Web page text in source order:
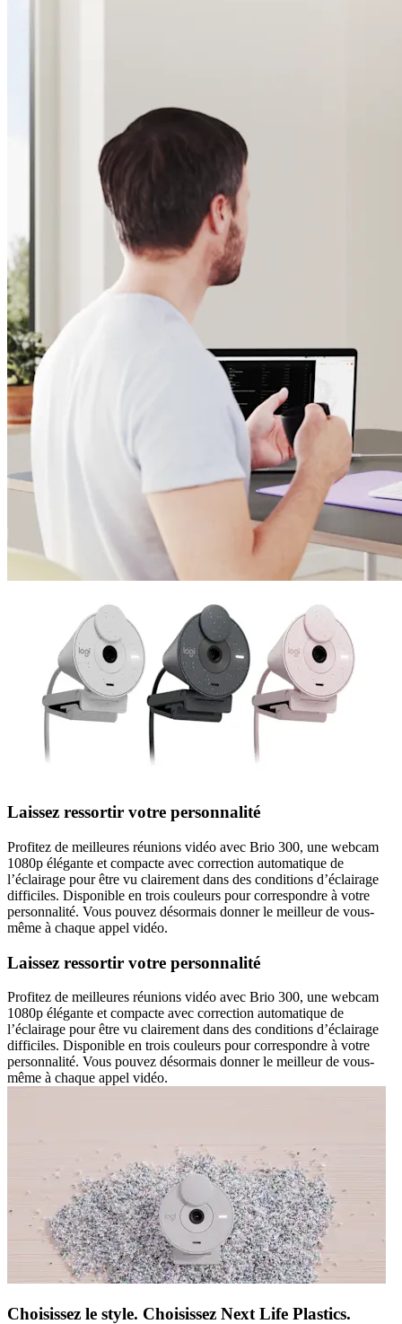
Laissez ressortir votre personnalité
Profitez de meilleures réunions vidéo avec Brio 300, une webcam
1080p élégante et compacte avec correction automatique de
l’éclairage pour être vu clairement dans des conditions d’éclairage
difficiles. Disponible en trois couleurs pour correspondre à votre
personnalité. Vous pouvez désormais donner le meilleur de vous-
même à chaque appel vidéo.
Laissez ressortir votre personnalité
Profitez de meilleures réunions vidéo avec Brio 300, une webcam
1080p élégante et compacte avec correction automatique de
l’éclairage pour être vu clairement dans des conditions d’éclairage
difficiles. Disponible en trois couleurs pour correspondre à votre
personnalité. Vous pouvez désormais donner le meilleur de vous-
même à chaque appel vidéo.
Choisissez le style. Choisissez Next Life Plastics.